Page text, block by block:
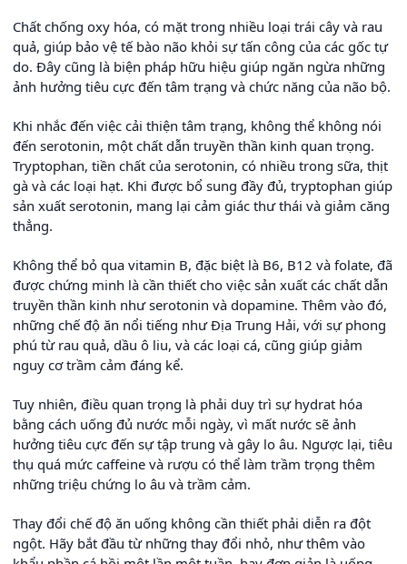
Chất chống oxy hóa, có mặt trong nhiều loại trái cây và rau
quả, giúp bảo vệ tế bào não khỏi sự tấn công của các gốc tự
do. Đây cũng là biện pháp hữu hiệu giúp ngăn ngừa những
ảnh hưởng tiêu cực đến tâm trạng và chức năng của não bộ.
Khi nhắc đến việc cải thiện tâm trạng, không thể không nói
đến serotonin, một chất dẫn truyền thần kinh quan trọng.
Tryptophan, tiền chất của serotonin, có nhiều trong sữa, thịt
gà và các loại hạt. Khi được bổ sung đầy đủ, tryptophan giúp
sản xuất serotonin, mang lại cảm giác thư thái và giảm căng
thẳng.
Không thể bỏ qua vitamin B, đặc biệt là B6, B12 và folate, đã
được chứng minh là cần thiết cho việc sản xuất các chất dẫn
truyền thần kinh như serotonin và dopamine. Thêm vào đó,
những chế độ ăn nổi tiếng như Địa Trung Hải, với sự phong
phú từ rau quả, dầu ô liu, và các loại cá, cũng giúp giảm
nguy cơ trầm cảm đáng kể.
Tuy nhiên, điều quan trọng là phải duy trì sự hydrat hóa
bằng cách uống đủ nước mỗi ngày, vì mất nước sẽ ảnh
hưởng tiêu cực đến sự tập trung và gây lo âu. Ngược lại, tiêu
thụ quá mức caffeine và rượu có thể làm trầm trọng thêm
những triệu chứng lo âu và trầm cảm.
Thay đổi chế độ ăn uống không cần thiết phải diễn ra đột
ngột. Hãy bắt đầu từ những thay đổi nhỏ, như thêm vào